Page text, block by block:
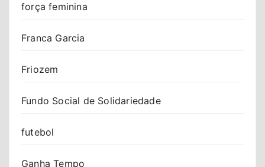
força feminina
Franca Garcia
Friozem
Fundo Social de Solidariedade
futebol
Ganha Tempo